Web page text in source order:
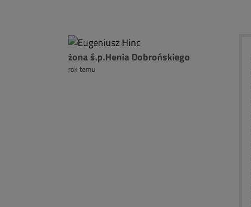
żona ś.p.Henia Dobrońskiego
rok temu